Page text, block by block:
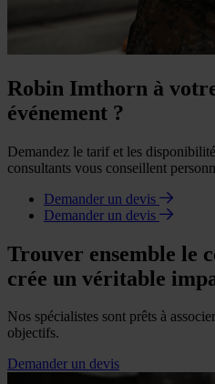
Robin Imthorn à
événement ?
Demandez le tarif et les
consultants vous conseillent
Demander un devis
Demander un devis
Trouver ensemble le
crée un véritable
Nos spécialistes sont prêts à
objectifs.
Demander un devis